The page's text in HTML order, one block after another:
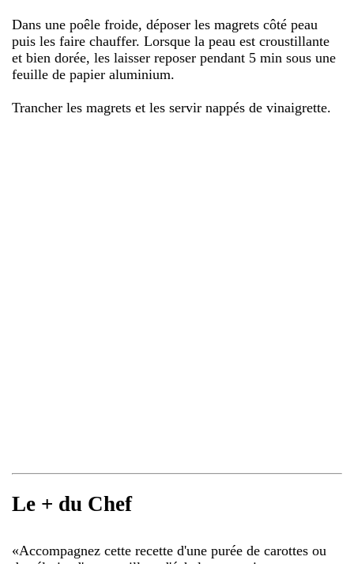
Dans une poêle froide, déposer les magrets côté peau
puis les faire chauffer. Lorsque la peau est croustillante
et bien dorée, les laisser reposer pendant 5 min sous une
feuille de papier aluminium.
Trancher les magrets et les servir nappés de vinaigrette.
Le + du Chef
«Accompagnez cette recette d'une purée de carottes ou